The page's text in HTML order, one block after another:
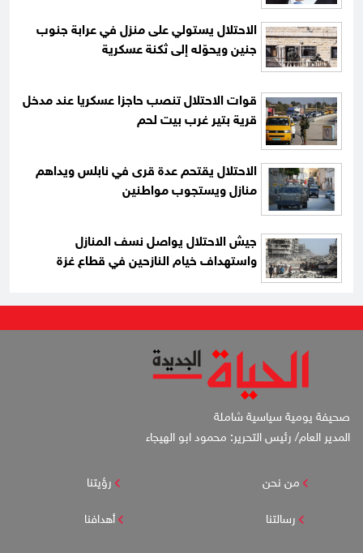
الاحتلال يستولي على منزل في عرابة جنوب
جنين ويحوّله إلى ثكنة عسكرية
قوات الاحتلال تنصب حاجزا عسكريا عند مدخل
قرية بتير غرب بيت لحم
الاحتلال يقتحم عدة قرى في نابلس ويداهم
منازل ويستجوب مواطنين
جيش الاحتلال يواصل نسف المنازل
واستهداف خيام النازحين في قطاع غزة
صحيفة يومية سياسية شاملة
المدير العام/ رئيس التحرير: محمود ابو الهيجاء
من نحن
رسالتنا
رؤيتنا
أهدافنا